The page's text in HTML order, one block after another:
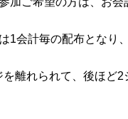
1会計毎の配布となり
離れられて、後ほど